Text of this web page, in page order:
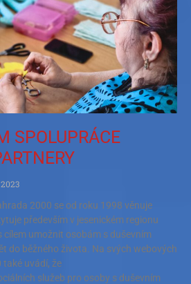
SPOLUPRÁCE
2000 se od roku 1998 věnuje
především v jesenickém regionu
cílem umožnit osobám s duševním
do běžného života. Na svých webových
uvádí, že
služeb pro osoby s duševním